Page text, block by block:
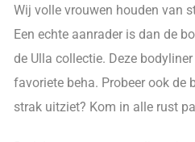
Wij volle vrouwen houden van
Een echte aanrader is dan de
de Ulla collectie. Deze
favoriete beha. Probeer ook de
strak uitziet? Kom in alle rust